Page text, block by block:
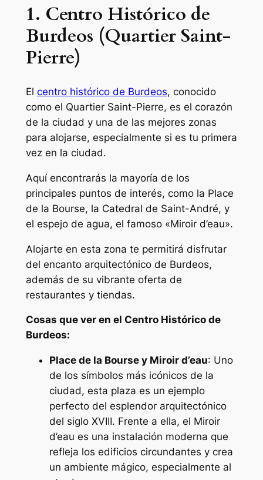
1. Centro Histórico de
Burdeos (Quartier Saint-
Pierre)
El centro histórico de Burdeos, conocido
como el Quartier Saint-Pierre, es el corazón
de la ciudad y una de las mejores zonas
para alojarse, especialmente si es tu primera
vez en la ciudad.
Aquí encontrarás la mayoría de los
principales puntos de interés, como la Place
de la Bourse, la Catedral de Saint-André, y
el espejo de agua, el famoso «Miroir d’eau».
Alojarte en esta zona te permitirá disfrutar
del encanto arquitectónico de Burdeos,
además de su vibrante oferta de
restaurantes y tiendas.
Cosas que ver en el Centro Histórico de
Burdeos:
Place de la Bourse y Miroir d’eau: Uno
de los símbolos más icónicos de la
ciudad, esta plaza es un ejemplo
perfecto del esplendor arquitectónico
del siglo XVIII. Frente a ella, el Miroir
d’eau es una instalación moderna que
refleja los edificios circundantes y crea
un ambiente mágico, especialmente al